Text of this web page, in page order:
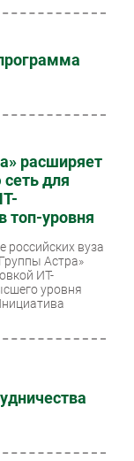
расширяет
для
топ-уровня
российских вуза
Астра»
ИТ-
уровня